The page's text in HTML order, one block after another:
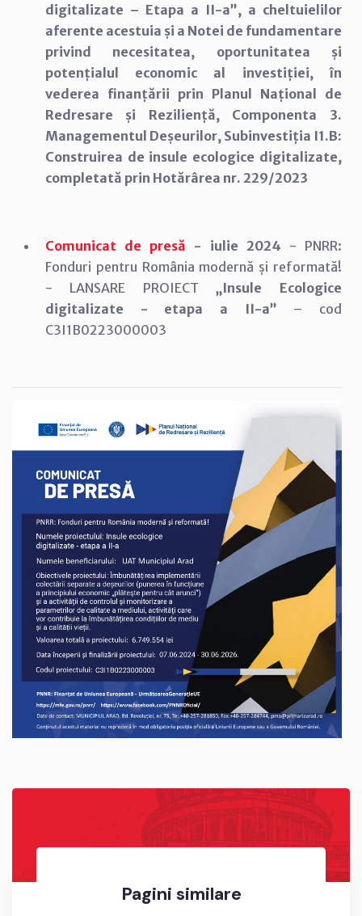
Pagini similare
digitalizate – Etapa a II-a”, a cheltuielilor
aferente acestuia și a Notei de fundamentare
privind necesitatea, oportunitatea și
potențialul economic al investiției, în
vederea finanțării prin Planul Național de
Redresare și Reziliență, Componenta 3.
Managementul Deșeurilor, Subinvestiția I1.B:
Construirea de insule ecologice digitalizate,
completată prin Hotărârea nr. 229/2023
Comunicat de presă - iulie 2024 - PNRR:
Fonduri pentru România modernă și reformată!
- LANSARE PROIECT„Insule Ecologice
digitalizate - etapa a II-a” – cod
C3I1B0223000003